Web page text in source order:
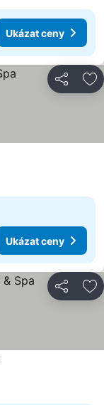
Ukázat ceny
Sdílet
Ukázat ceny
Sdílet